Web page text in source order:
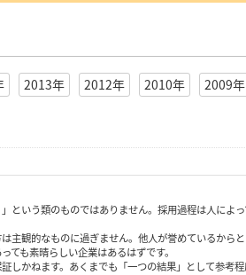
2013年 2012年 2010年 2009年
という類のものではありません。採用過程は人によ
主観的なものに過ぎません。他人が誉めているから
も素晴らしい企業はあるはずです。
しかねます。あくまでも「一つの結果」として参考程